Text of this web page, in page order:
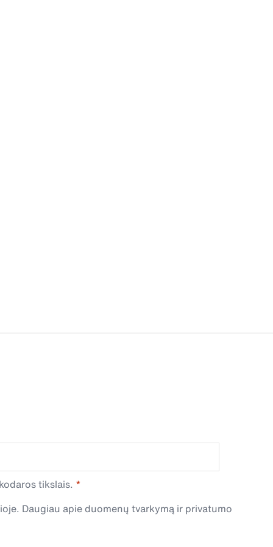
tikslais.
Daugiau apie duomenų tvarkymą ir privatumo